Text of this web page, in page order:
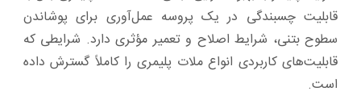
قابلیت چسبندگی در یک پروسه عمل‌آوری برای پوشاندن
سطوح بتنی، شرایط اصلاح و تعمیر مؤثری دارد. شرایطی که
قابلیت‌های کاربردی انواع ملات پلیمری را کاملاً گسترش داده
‌است.